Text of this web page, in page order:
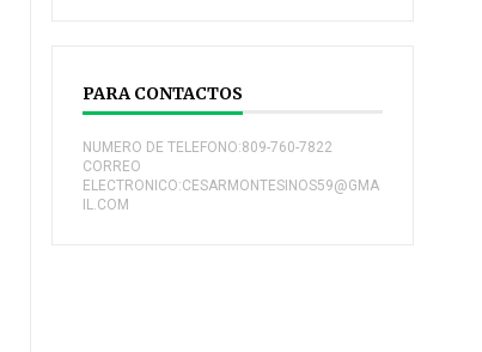
PARA CONTACTOS
NUMERO DE TELEFONO:809-760-7822
CORREO
ELECTRONICO:CESARMONTESINOS59@GMA
IL.COM